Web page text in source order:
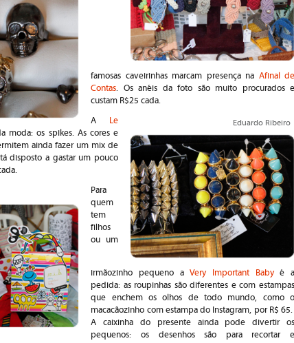
famosas caveirinhas marcam presença na Afinal de
Contas. Os anéis da foto são muito procurados e
custam R$25 cada.
Eduardo Ribeiro
A
Le
moda: os spikes. As cores e
ainda fazer um mix de
disposto a gastar um pouco
Para
quem
tem
filhos
ou um
irmãozinho pequeno aVery Important Babyé a
pedida: as roupinhas são diferentes e com estampas
que enchem os olhos de todo mundo, como o
macacãozinho com estampa do Instagram, por R$ 65.
A caixinha do presente ainda pode divertir os
pequenos: os desenhos são para recortar e